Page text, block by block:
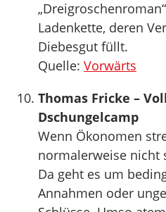
Ladenkette, deren
Diebesgut füllt.
Quelle: Vorwärts
Thomas Fricke –
Dschungelcamp
Wenn Ökonomen
normalerweise nicht
Da geht es um
Annahmen oder